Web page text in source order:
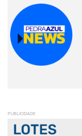
PUBLICIDADE